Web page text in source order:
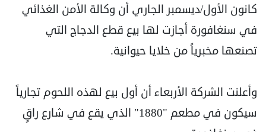
كانون الأول/ديسمبر الجاري أن وكالة الأمن الغذائي
في سنغافورة أجازت لها بيع قطع الدجاج التي
تصنعها مخبرياً من خلايا حيوانية.
وأعلنت الشركة الأربعاء أن أول بيع لهذه اللحوم تجارياً
سيكون في مطعم "1880" الذي يقع في شارع راقٍ